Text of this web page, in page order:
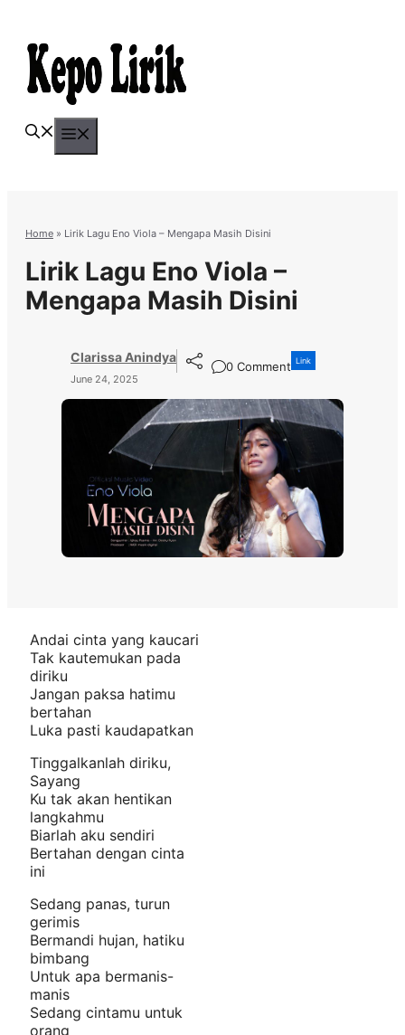
content
Home » Lirik Lagu Eno Viola – Mengapa Masih Disini
Lirik Lagu Eno Viola –
Mengapa Masih Disini
Clarissa Anindya
June 24, 2025
0 Comment Link
Andai cinta yang kaucari
Tak kautemukan pada
diriku
Jangan paksa hatimu
bertahan
Luka pasti kaudapatkan
Tinggalkanlah diriku,
Sayang
Ku tak akan hentikan
langkahmu
Biarlah aku sendiri
Bertahan dengan cinta
ini
Sedang panas, turun
gerimis
Bermandi hujan, hatiku
bimbang
Untuk apa bermanis-
manis
Sedang cintamu untuk
orang